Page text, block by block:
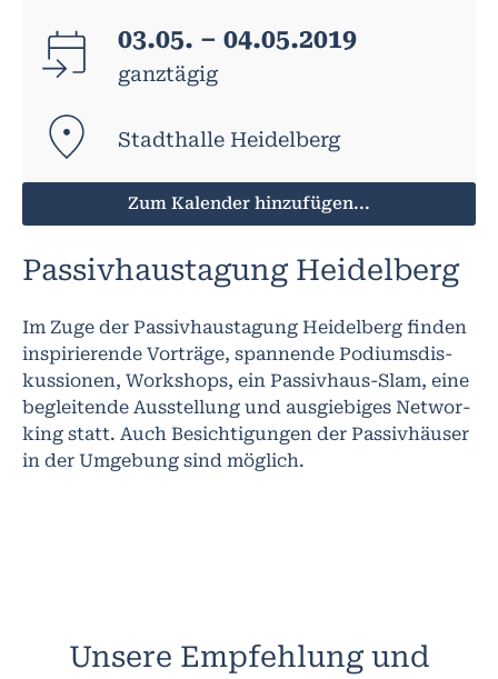
03.05. – 04.05.2019
ganztägig
Stadt­hal­le Hei­del­berg
Zum Kalender hinzufügen...
Passivhaustagung Heidelberg
Im Zuge der Passivhaustagung Heidelberg finden
in­spi­rie­ren­de Vor­trä­ge, span­nen­de Po­di­ums­dis­
kus­sio­nen, Work­shops, ei­n Pas­siv­haus-Slam, ei­ne
be­glei­ten­de Aus­stel­lung und aus­gie­bi­ges Net­wor­
king statt. Auch Besichtigungen der Passivhäuser
in der Umgebung sind möglich.
Unsere Empfehlung und